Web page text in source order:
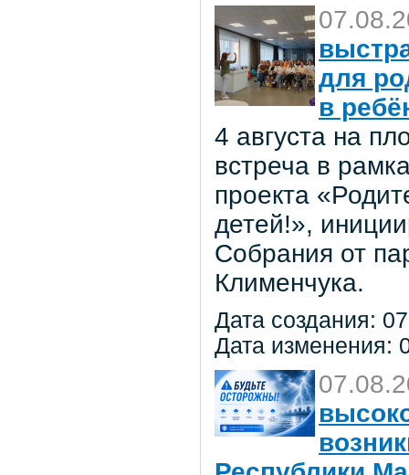
для
в
4 августа на
встреча в
проекта
детей!»,
Собрания от
Клименчука.
Дата создания:
Дата изменения: